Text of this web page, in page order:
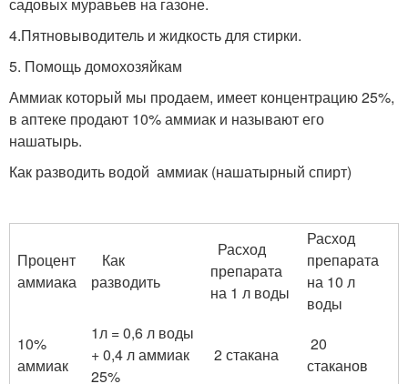
4.Пятновыводитель и жидкость для стирки.
5. Помощь домохозяйкам
Аммиак который мы продаем, имеет концентрацию 25%,
в аптеке продают 10% аммиак и называют его
нашатырь.
Как разводить водой аммиак (нашатырный спирт)
Процент
аммиака
Как
разводить
Расход
препарата
на 1 л воды
Расход
препарата
на 10 л
воды
10%
аммиак
1л = 0,6 л воды
+ 0,4 л аммиак
25%
2 стакана
20
стаканов